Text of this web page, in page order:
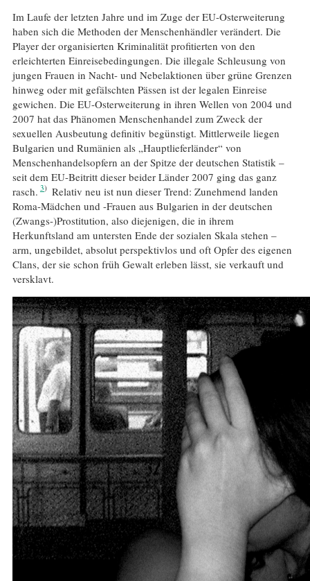
Im Laufe der letzten Jahre und im Zuge der EU-Osterweiterung
haben sich die Methoden der Menschenhändler verändert. Die
Player der organisierten Kriminalität profitierten von den
erleichterten Einreisebedingungen. Die illegale Schleusung von
jungen Frauen in Nacht- und Nebelaktionen über grüne Grenzen
hinweg oder mit gefälschten Pässen ist der legalen Einreise
gewichen. Die EU-Osterweiterung in ihren Wellen von 2004 und
2007 hat das Phänomen Menschenhandel zum Zweck der
sexuellen Ausbeutung definitiv begünstigt. Mittlerweile liegen
Bulgarien und Rumänien als „Hauptlieferländer“ von
Menschenhandelsopfern an der Spitze der deutschen Statistik –
seit dem EU-Beitritt dieser beider Länder 2007 ging das ganz
rasch. 3
Relativ neu ist nun dieser Trend: Zunehmend landen
Roma-Mädchen und -Frauen aus Bulgarien in der deutschen
(Zwangs-)Prostitution, also diejenigen, die in ihrem
Herkunftsland am untersten Ende der sozialen Skala stehen –
arm, ungebildet, absolut perspektivlos und oft Opfer des eigenen
Clans, der sie schon früh Gewalt erleben lässt, sie verkauft und
versklavt.